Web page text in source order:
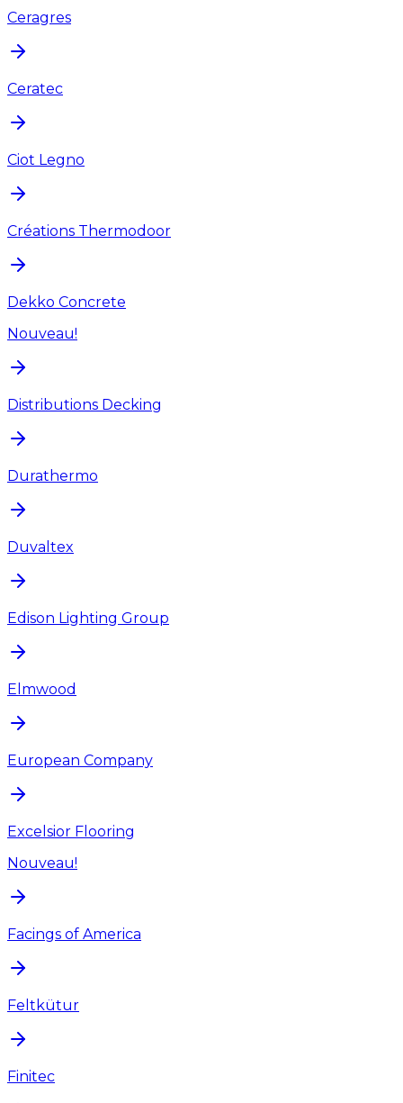
Ceragres
Ceratec
Ciot Legno
Créations Thermodoor
Dekko Concrete
Nouveau!
Distributions Decking
Durathermo
Duvaltex
Edison Lighting Group
Elmwood
European Company
Excelsior Flooring
Nouveau!
Facings of America
Feltkütur
Finitec